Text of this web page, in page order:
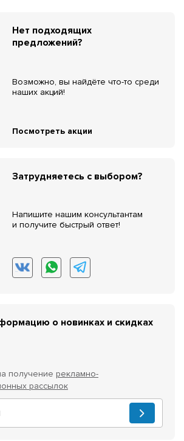
Нет подходящих
предложений?
Возможно, вы найдёте что-то среди
наших акций!
Посмотреть акции
Затрудняетесь с выбором?
Напишите нашим консультантам
и получите быстрый ответ!
о новинках и скидках
получение рекламно-
рассылок